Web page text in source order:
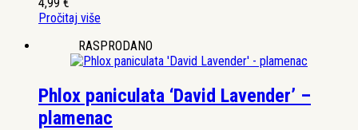
Pročitaj više
RASPRODANO
Phlox paniculata ‘David Lavender’ –
plamenac